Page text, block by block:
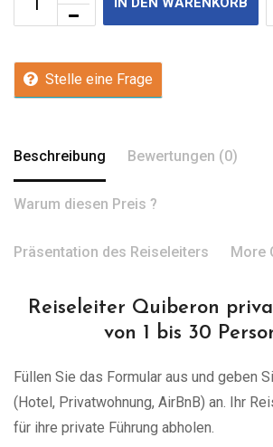
Stelle eine Frage
Beschreibung Bewertungen (0)
Warum diesen Preis ?
Präsentation des Reiseleiters More
Reiseleiter Quiberon
von 1 bis 30
Füllen Sie das Formular aus und geben
(Hotel, Privatwohnung, AirBnB) an. Ihr
für ihre private Führung abholen.